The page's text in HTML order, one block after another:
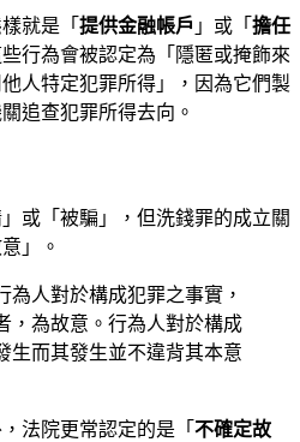
就是「 提供金融帳戶 」或「 擔任
些行為會被認定為「隱匿或掩飾來
人特定犯罪所得」，因為它們製
追查犯罪所得去向。
或「被騙」，但洗錢罪的成立關
」。
為人對於構成犯罪之事實，
，為故意。行為人對於構成
生而其發生並不違背其本意
法院更常認定的是「 不確定故